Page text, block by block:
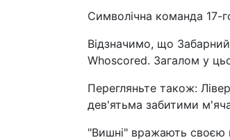
Символічна команда 17-
Відзначимо, що
Whoscored. Загалом у
Перегляньте також:
дев'ятьма забитими
"Вишні" вражають своєю